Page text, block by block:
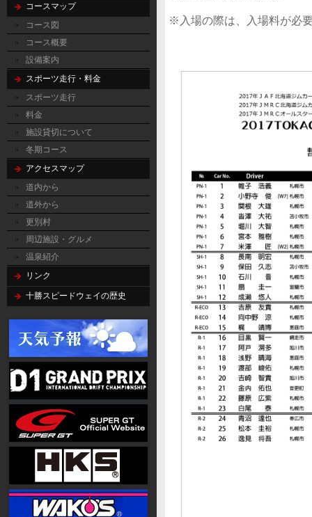
コースマップ
コース図
コース概要
設備案内
スポーツ走行・料金
スポーツ走行
料金
施設貸切について
冬期コース
アクセスマップ
道内から
道外から
更別村
周辺施設・グルメ
温泉紹介
リンク
十勝スピードウェイの歴史
※入場の際は、入場料が必